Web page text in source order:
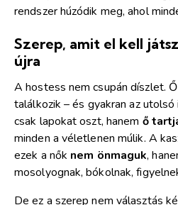
rendszer húzódik meg, ahol
Szerep, amit el kell
újra
A hostess nem csupán díszlet.
találkozik – és gyakran az
csak lapokat oszt, hanem ő
minden a véletlenen múlik. A
ezek a nők nem önmaguk,
mosolyognak, bókolnak,
De ez a szerep nem választás